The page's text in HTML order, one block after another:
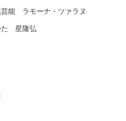
能 ラモーナ・ツァラヌ
た 星隆弘